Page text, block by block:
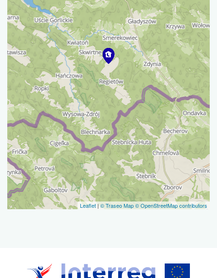
Leaflet|© Traseo Map© OpenStreetMap contributors